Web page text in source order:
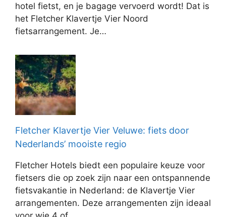
hotel fietst, en je bagage vervoerd wordt! Dat is
het Fletcher Klavertje Vier Noord
fietsarrangement. Je…
Fletcher Klavertje Vier Veluwe: fiets door
Nederlands’ mooiste regio
Fletcher Hotels biedt een populaire keuze voor
fietsers die op zoek zijn naar een ontspannende
fietsvakantie in Nederland: de Klavertje Vier
arrangementen. Deze arrangementen zijn ideaal